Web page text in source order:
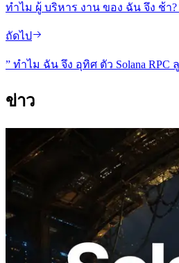
ทําไม ผู้ บริหาร งาน ของ ฉัน จึง ช้า?
ถัดไป
” ทําไม ฉัน จึง อุทิศ ตัว Solana RPC
ข่าว